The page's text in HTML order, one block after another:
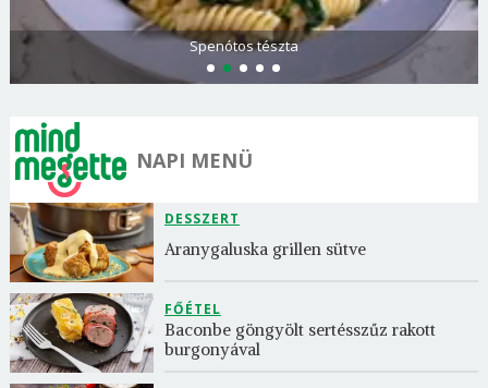
Olasz és görög paradicsomsaláta
NAPI MENÜ
DESSZERT
Aranygaluska grillen sütve
FŐÉTEL
Baconbe göngyölt sertésszűz rakott
burgonyával